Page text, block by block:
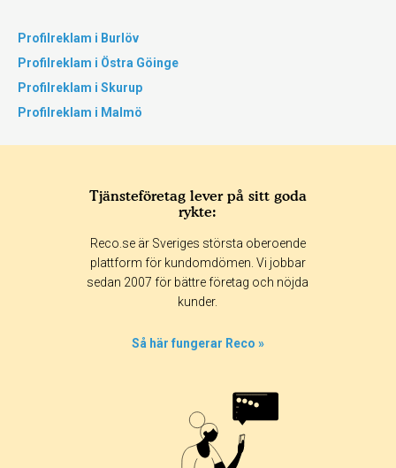
Profilreklam i Burlöv
Profilreklam i Östra Göinge
Profilreklam i Skurup
Profilreklam i Malmö
Tjänsteföretag lever på sitt goda
rykte:
Reco.se är Sveriges största oberoende
plattform för kundomdömen. Vi jobbar
sedan 2007 för bättre företag och nöjda
kunder.
Så här fungerar Reco »